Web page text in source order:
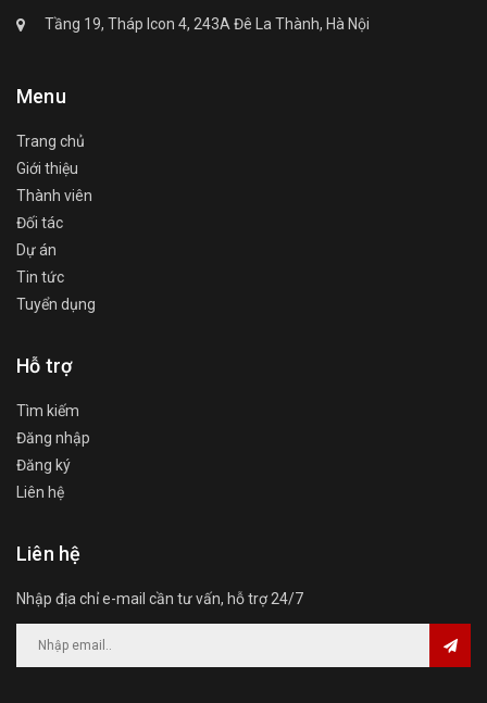
Tầng 19, Tháp Icon 4, 243A Đê La Thành, Hà Nội
Menu
Trang chủ
Giới thiệu
Thành viên
Đối tác
Dự án
Tin tức
Tuyển dụng
Hỗ trợ
Tìm kiếm
Đăng nhập
Đăng ký
Liên hệ
Liên hệ
Nhập địa chỉ e-mail cần tư vấn, hỗ trợ 24/7